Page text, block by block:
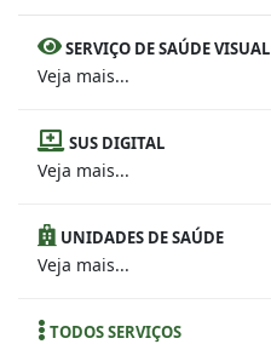
SERVIÇO DE SAÚDE VISUAL
Veja mais...
SUS DIGITAL
Veja mais...
UNIDADES DE SAÚDE
Veja mais...
TODOS SERVIÇOS